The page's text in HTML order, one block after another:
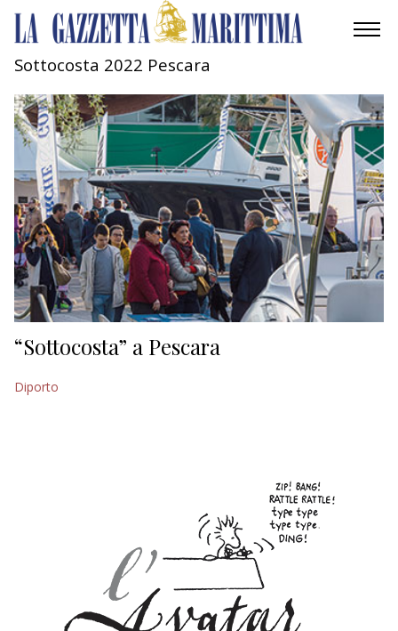
MOBILITÀ
INDUSTRIA
RICERCA
ECONOMIA
TURISMO
CULTURA
NAUTICA
Sottocosta 2022 Pescara
“Sottocosta” a Pescara
Diporto